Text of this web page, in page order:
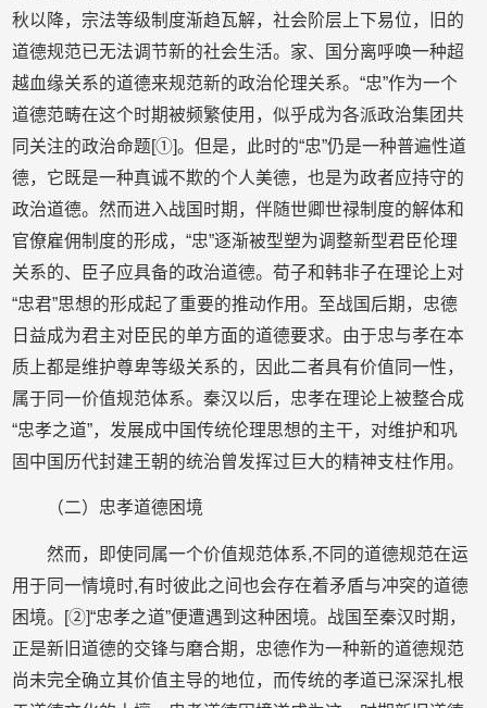
秋以降，宗法等级制度渐趋瓦解，社会阶层上下易位，旧的
道德规范已无法调节新的社会生活。家、国分离呼唤一种超
越血缘关系的道德来规范新的政治伦理关系。“忠”作为一个
道德范畴在这个时期被频繁使用，似乎成为各派政治集团共
同关注的政治命题[①]。但是，此时的“忠”仍是一种普遍性道
德，它既是一种真诚不欺的个人美德，也是为政者应持守的
政治道德。然而进入战国时期，伴随世卿世禄制度的解体和
官僚雇佣制度的形成，“忠”逐渐被型塑为调整新型君臣伦理
关系的、臣子应具备的政治道德。荀子和韩非子在理论上对
“忠君”思想的形成起了重要的推动作用。至战国后期，忠德
日益成为君主对臣民的单方面的道德要求。由于忠与孝在本
质上都是维护尊卑等级关系的，因此二者具有价值同一性，
属于同一价值规范体系。秦汉以后，忠孝在理论上被整合成
“忠孝之道”，发展成中国传统伦理思想的主干，对维护和巩
固中国历代封建王朝的统治曾发挥过巨大的精神支柱作用。
（二）忠孝道德困境
然而，即使同属一个价值规范体系,不同的道德规范在运
用于同一情境时,有时彼此之间也会存在着矛盾与冲突的道德
困境。[②]“忠孝之道”便遭遇到这种困境。战国至秦汉时期，
正是新旧道德的交锋与磨合期，忠德作为一种新的道德规范
尚未完全确立其价值主导的地位，而传统的孝道已深深扎根